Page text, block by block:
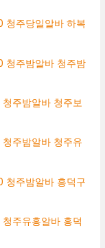
청주당일알바 하복
청주밤알바 청주밤
주밤알바 청주보
주밤알바 청주유
청주밤알바 흥덕구
주유흥알바 흥덕